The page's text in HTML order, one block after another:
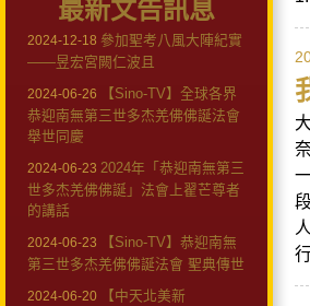
最新文告訊息
2024-12-18 參加聖考八風大陣紀實
——昱宏宮闕仁波且
2024-06-26
【Sino-TV】全球各界
恭迎南無第三世多杰羌佛佛誕法會
舉世同慶
2024-06-23 2024年「恭迎南無第三
世多杰羌佛佛誕」法會上翟芒尊者
的講話
2024-06-23
【Sino-TV】恭迎南無
第三世多杰羌佛佛誕法會 聖典傳世
2024-06-20
【中天北美新